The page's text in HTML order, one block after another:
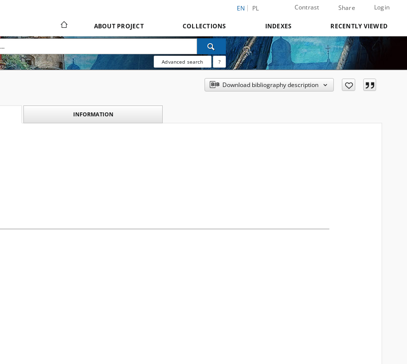
EN PL Contrast Share Login
ABOUT PROJECT COLLECTIONS INDEXES RECENTLY VIEWED
Advanced search ?
Download bibliography description
INFORMATION